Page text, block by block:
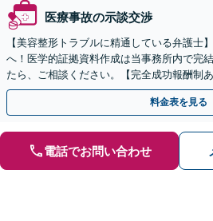
医療事故の示談交渉
【美容整形トラブルに精通している弁護士
へ！医学的証拠資料作成は当事務所内で完
たら、ご相談ください。【完全成功報酬制あ
料金表を見る
電話でお問い合わせ